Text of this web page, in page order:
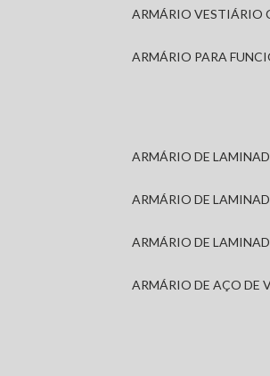
ARMÁRIO VESTIÁRIO
ARMÁRIO PARA
ARMÁRIO DE
ARMÁRIO DE
ARMÁRIO DE
ARMÁRIO DE AÇO DE